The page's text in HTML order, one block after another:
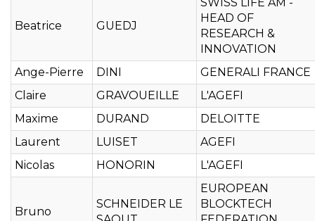
Beatrice GUEDJ
HEAD OF
RESEARCH &
INNOVATION
Ange-Pierre
DINI
GENERALI FRANCE
Claire
GRAVOUEILLE
L'AGEFI
Maxime
DURAND
DELOITTE
Laurent
LUISET
AGEFI
Nicolas
HONORIN L'AGEFI
Bruno
SCHNEIDER LE
EUROPEAN
BLOCKTECH